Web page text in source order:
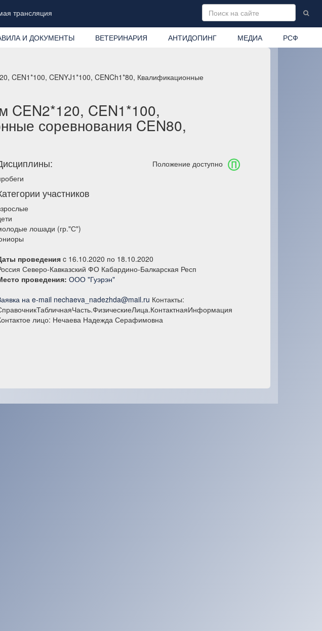
трансляция
И ДОКУМЕНТЫ ВЕТЕРИНАРИЯ АНТИДОПИНГ МЕДИА РСФ
CEN1*100, CENYJ1*100, CENCh1*80, Квалификационные
CEN2*120, CEN1*100,
соревнования CEN80,
Положение доступно
участников
лошади (гр."С")
проведенияc 16.10.2020 по 18.10.2020
Северо-Кавказский ФО Кабардино-Балкарская Респ
проведения: ООО "Гуэрэн"
на e-mail nechaeva_nadezhda@mail.ru Контакты:
лицо: Нечаева Надежда Серафимовна